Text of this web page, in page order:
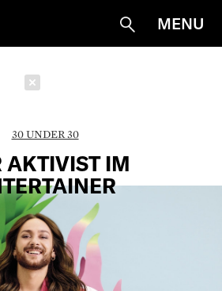
Suche
MENU
30 UNDER 30
AKTIVIST IM